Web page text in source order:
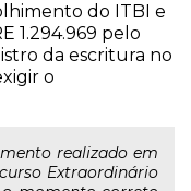
do ITBI e
1.294.969 pelo
da escritura no
o
realizado em
Extraordinário